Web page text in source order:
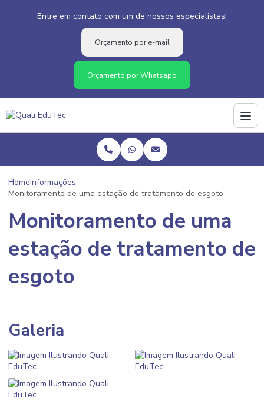
Entre em contato com um de nossos especialistas!
Orçamento por e-mail
Orçamento por Whatsapp
HomeInformações
Monitoramento de uma estação de tratamento de esgoto
Monitoramento de uma
estação de tratamento de
esgoto
Galeria